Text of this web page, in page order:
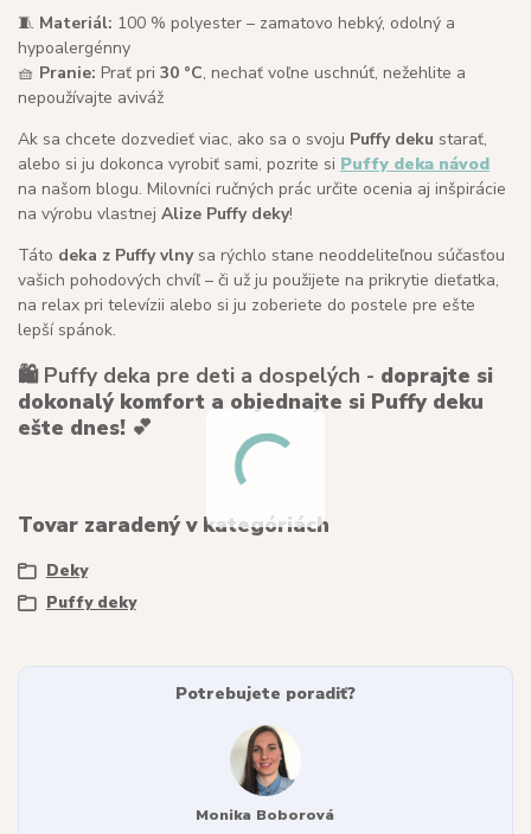
🧵 Materiál: 100 % polyester – zamatovo hebký, odolný a
hypoalergénny
🧺 Pranie: Prať pri 30 °C, nechať voľne uschnúť, nežehlite a
nepoužívajte aviváž
Ak sa chcete dozvedieť viac, ako sa o svoju Puffy deku starať,
alebo si ju dokonca vyrobiť sami, pozrite si Puffy deka návod
na našom blogu. Milovníci ručných prác určite ocenia aj inšpirácie
na výrobu vlastnej Alize Puffy deky!
Táto deka z Puffy vlnysa rýchlo stane neoddeliteľnou súčasťou
vašich pohodových chvíľ – či už ju použijete na prikrytie dieťatka,
na relax pri televízii alebo si ju zoberiete do postele pre ešte
lepší spánok.
🛍️ Puffy deka pre deti a dospelých - doprajte si
dokonalý komfort a objednajte si Puffy deku
ešte dnes! 💕
Tovar zaradený v kategóriách
Deky
Puffy deky
Potrebujete poradiť?
Monika Boborová